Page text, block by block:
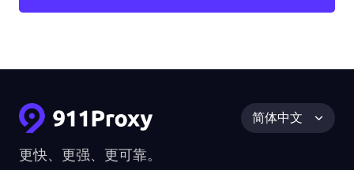
更快、更强、更可靠。
简体中文